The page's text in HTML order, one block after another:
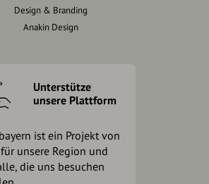
Design & Branding
Anakin Design
Unterstütze
unsere Plattform
ist ein Projekt von
unsere Region und
die uns besuchen